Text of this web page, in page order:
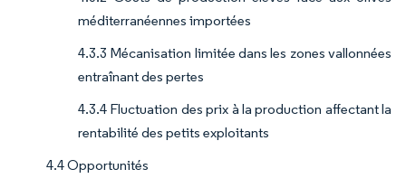
méditerranéennes importées
4.3.3 Mécanisation limitée dans les zones vallonnées
entraînant des pertes
4.3.4 Fluctuation des prix à la production affectant la
rentabilité des petits exploitants
4.4 Opportunités